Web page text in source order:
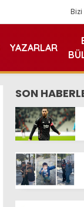
YAZARLAR
SON